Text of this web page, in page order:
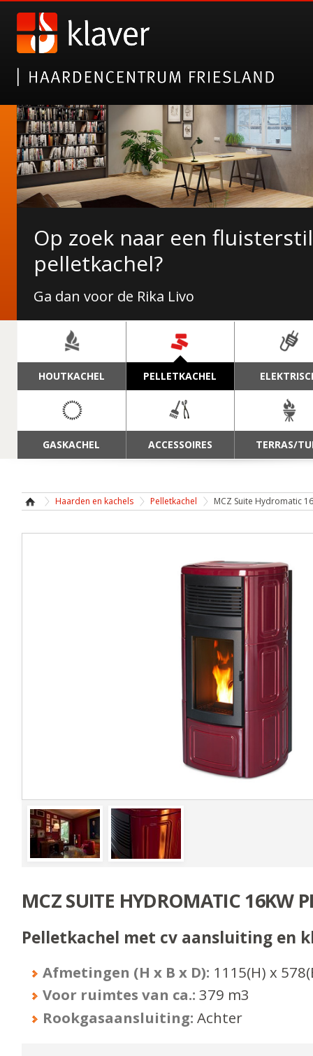
NORDICFIRE FINN
Wat Finn u ervan?
Op zoek naar een
pelletkachel?
Ga dan voor de Rika Livo
De Duroflame Carre
Nu bij ons in de showroom!
NAVIGATIE
HOUTKACHEL PELLETKACHEL
GASKACHEL ACCESSOIRES TERRAS/
Haarden en kachels Pelletkachel MCZ Suite Hydromatic
MCZ SUITE HYDROMATIC 16KW
Pelletkachel met cv aansluiting en
Afmetingen (H x B x D): 1115(H) x 578
Voor ruimtes van ca.: 379 m3
Rookgasaansluiting: Achter